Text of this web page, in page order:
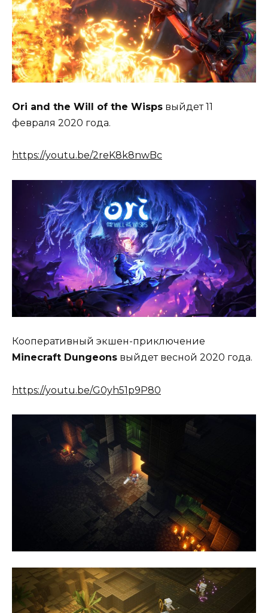
Ori and the Will of the Wisps выйдет 11
февраля 2020 года.
https://youtu.be/2reK8k8nwBc
Кооперативный экшен-приключение
Minecraft Dungeons выйдет весной 2020 года.
https://youtu.be/G0yh51p9P80